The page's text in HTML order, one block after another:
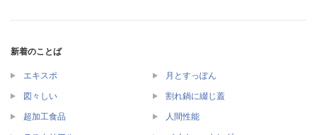
新着のことば
エキスポ 月とすっぽん
図々しい 割れ鍋に綴じ蓋
超加工食品 人間性能